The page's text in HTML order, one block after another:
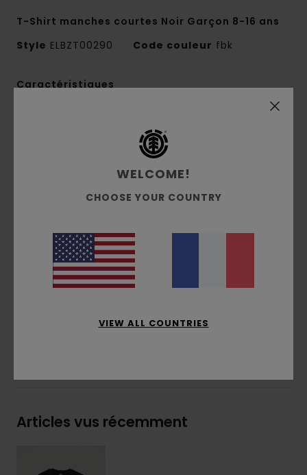
T-Shirt manches courtes Noir Garçon 8-16 ans
Style ELBZT00290 Code couleur fbk
Caractéristiques
latérale
Composition[Matière principale] 100% coton
biologique
Articles vus récemment
WELCOME!
CHOOSE YOUR COUNTRY
VIEW ALL COUNTRIES